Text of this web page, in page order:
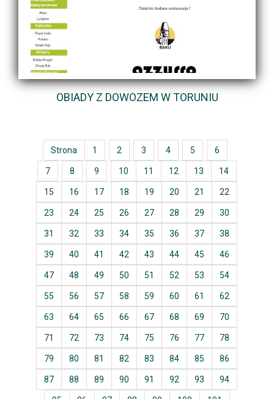
OBIADY Z DOWOZEM W TORUNIU
Strona 1 2 3 4 5 6
7 8 9 10 11 12 13 14
15 16 17 18 19 20 21 22
23 24 25 26 27 28 29 30
31 32 33 34 35 36 37 38
39 40 41 42 43 44 45 46
47 48 49 50 51 52 53 54
55 56 57 58 59 60 61 62
63 64 65 66 67 68 69 70
71 72 73 74 75 76 77 78
79 80 81 82 83 84 85 86
87 88 89 90 91 92 93 94